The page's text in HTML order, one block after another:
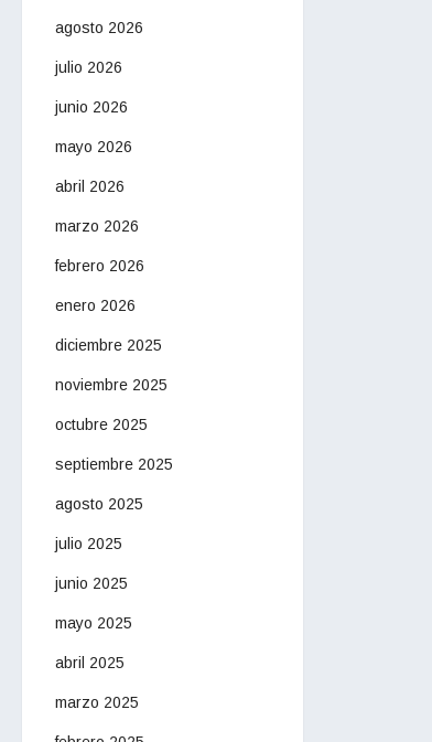
agosto 2026
julio 2026
junio 2026
mayo 2026
abril 2026
marzo 2026
febrero 2026
enero 2026
diciembre 2025
noviembre 2025
octubre 2025
septiembre 2025
agosto 2025
julio 2025
junio 2025
mayo 2025
abril 2025
marzo 2025